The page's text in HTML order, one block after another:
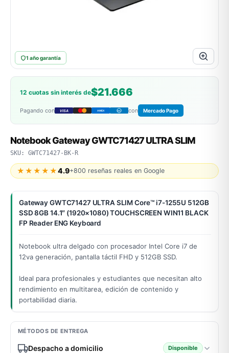
ACER
1 año garantía
12 cuotas sin interés de$21.666
Pagando con VISA AMEX DC con Mercado Pago
Notebook Gateway GWTC71427 ULTRA SLIM
SKU: GWTC71427-BK-R
★★★★★4.9+800 reseñas reales en Google
Gateway GWTC71427 ULTRA SLIM Core™ i7-1255U 512GB
SSD 8GB 14.1″ (1920×1080) TOUCHSCREEN WIN11 BLACK
FP Reader ENG Keyboard
Notebook ultra delgado con procesador Intel Core i7 de
12va generación, pantalla táctil FHD y 512GB SSD.
Ideal para profesionales y estudiantes que necesitan alto
rendimiento en multitarea, edición de contenido y
portabilidad diaria.
MÉTODOS DE ENTREGA
Despacho a domicilio Disponible